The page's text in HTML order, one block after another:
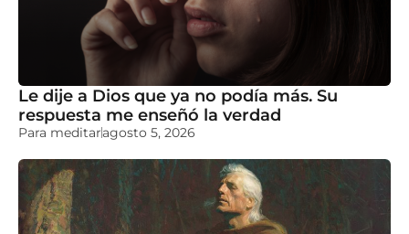
Le dije a Dios que ya no podía más. Su
respuesta me enseñó la verdad
Para meditaragosto 5, 2026